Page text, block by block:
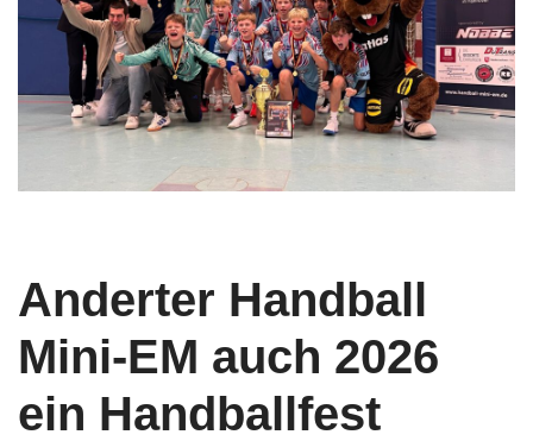
Anderter Handball
Mini-EM auch 2026
ein Handballfest